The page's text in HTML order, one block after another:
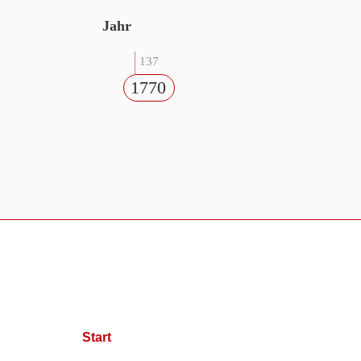
Jahr
137
1770
Start